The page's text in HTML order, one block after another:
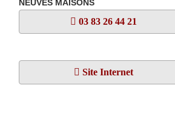
NEUVES MAISONS
03 83 26 44 21
Site Internet